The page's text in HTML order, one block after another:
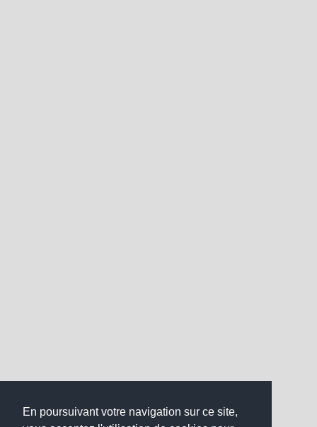
En poursuivant votre navigation sur ce site,